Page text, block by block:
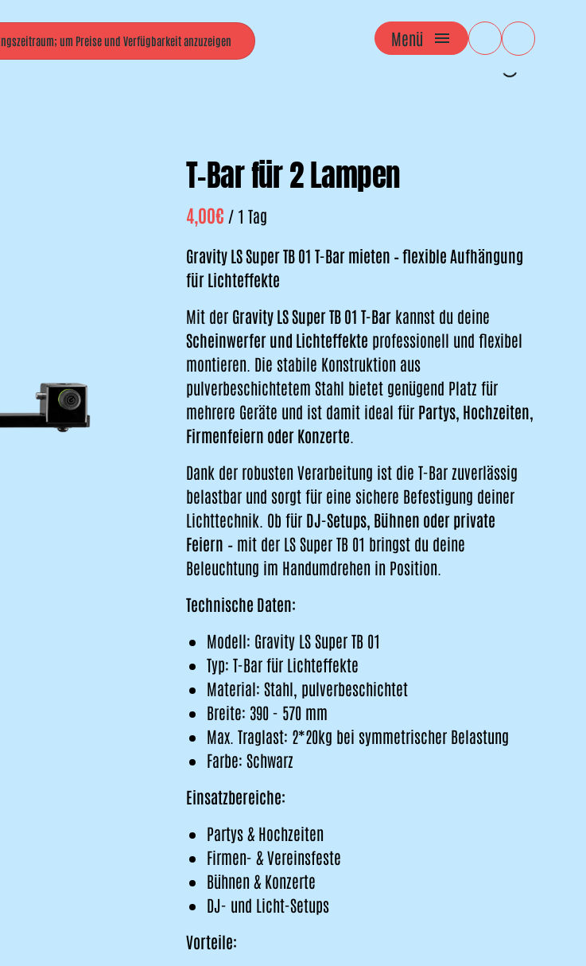
Menü
T-Bar für 2 Lampen
/
Gravity LS Super TB 01 T-Bar mieten – flexible Aufhängung
für Lichteffekte
Mit der Gravity LS Super TB 01 T-Barkannst du deine
Scheinwerfer und Lichteffekte professionell und flexibel
montieren. Die stabile Konstruktion aus
pulverbeschichtetem Stahl bietet genügend Platz für
mehrere Geräte und ist damit ideal für Partys, Hochzeiten,
Firmenfeiern oder Konzerte
Dank der robusten Verarbeitung ist die T-Bar zuverlässig
belastbar und sorgt für eine sichere Befestigung deiner
Lichttechnik. Ob für DJ-Setups, Bühnen oder private
Feiern – mit der LS Super TB 01 bringst du deine
Beleuchtung im Handumdrehen in Position.
Technische Daten:
Modell: Gravity LS Super TB 01
Typ: T-Bar für Lichteffekte
Material: Stahl, pulverbeschichtet
Breite: 390 - 570 mm
Max. Traglast: 2*20kg bei symmetrischer Belastung
Farbe: Schwarz
Einsatzbereiche:
Partys & Hochzeiten
Firmen- & Vereinsfeste
Bühnen & Konzerte
DJ- und Licht-Setups
Vorteile: